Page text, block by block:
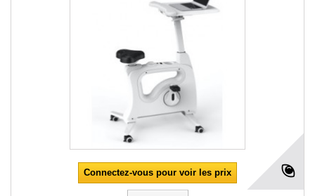
Connectez-vous pour voir les prix